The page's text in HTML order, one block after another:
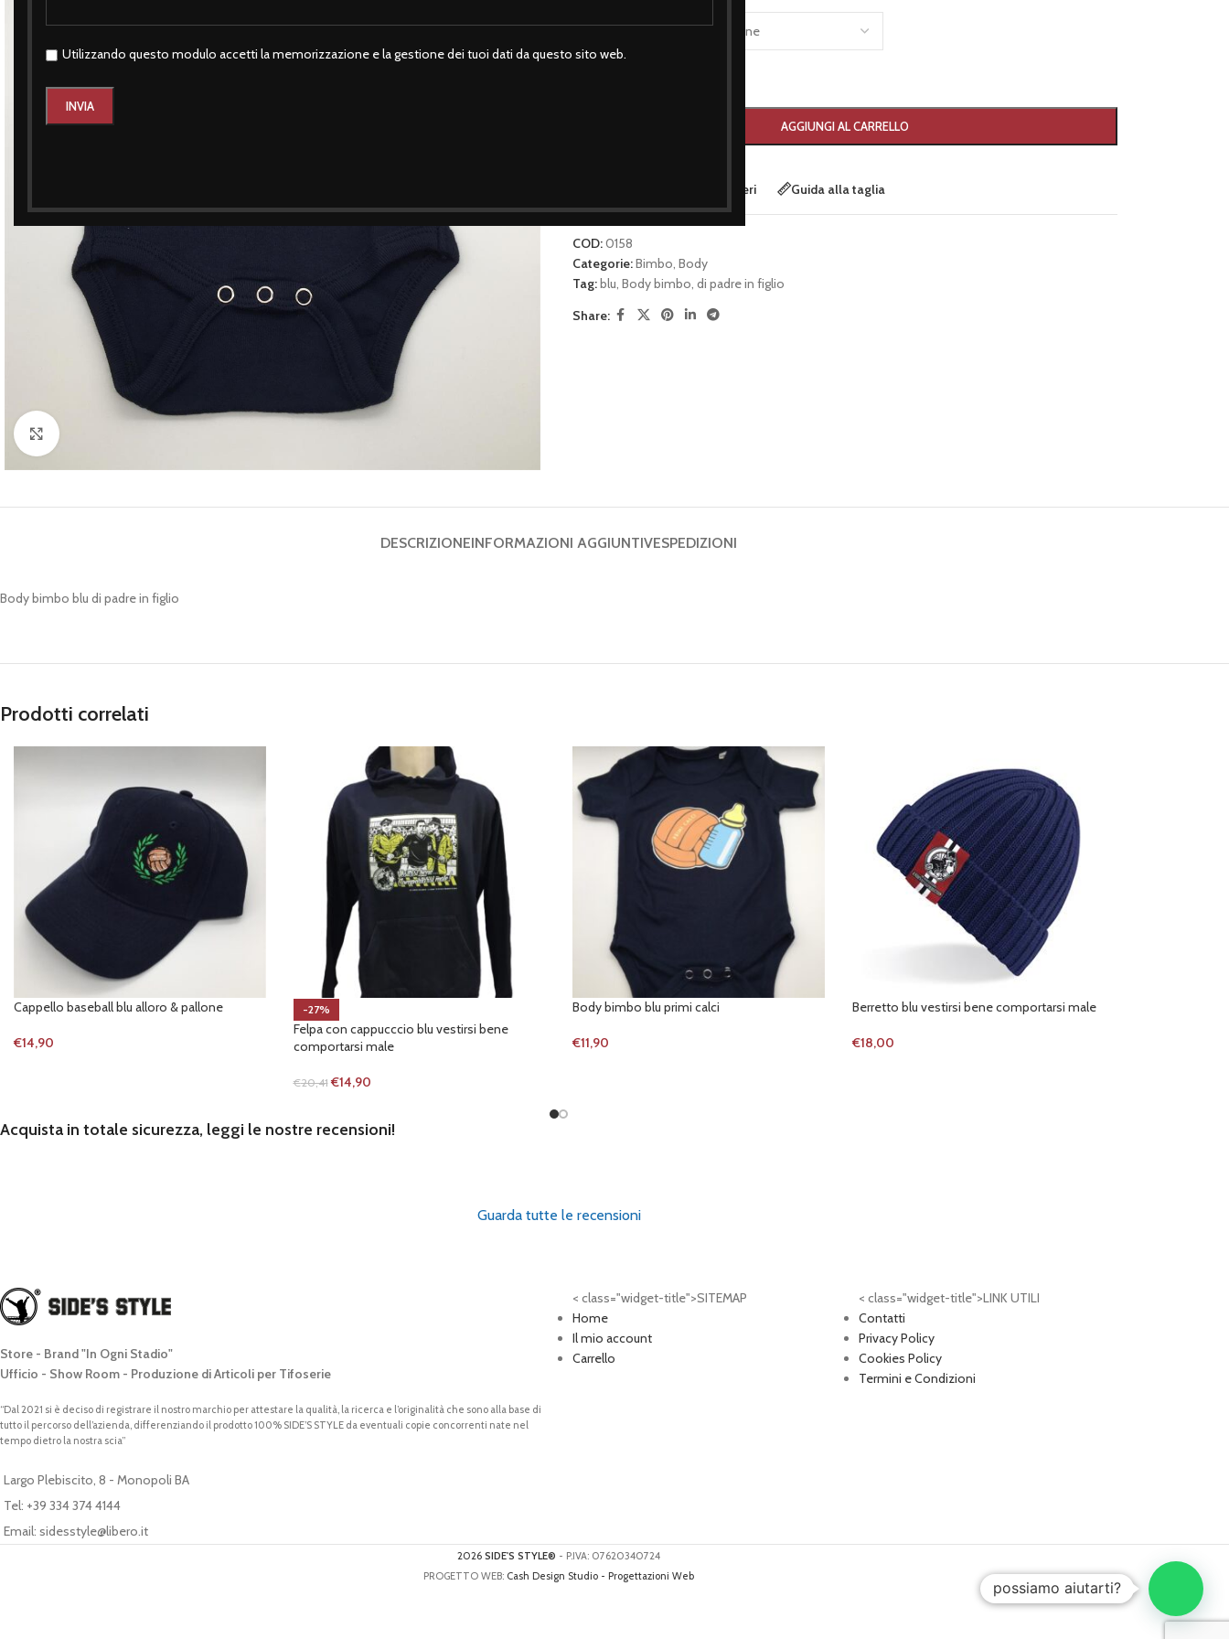
Utilizzando questo modulo accetti la memorizzazione e la gestione dei tuoi dati da questo sito web.
TAGLIA
AGGIUNGI AL CARRELLO
Aggiungi alla lista dei desideri Guida alla taglia
COD:0158
Categorie:Bimbo, Body
Tag:blu, Body bimbo, di padre in figlio
Share:
DESCRIZIONEINFORMAZIONI AGGIUNTIVESPEDIZIONI
Body bimbo blu di padre in figlio
Prodotti correlati
Cappello baseball blu alloro & pallone
€14,90
-27%
Felpa con cappucccio blu vestirsi bene
comportarsi male
€20,41 €14,90
Body bimbo blu primi calci
€11,90
Berretto blu vestirsi bene comportarsi male
€18,00
Acquista in totale sicurezza, leggi le nostre recensioni!
Guarda tutte le recensioni
Store - Brand "In Ogni Stadio"
Ufficio - Show Room - Produzione di Articoli per Tifoserie
“Dal 2021 si è deciso di registrare il nostro marchio per attestare la qualità, la ricerca e l’originalità che sono alla base di
tutto il percorso dell’azienda, differenziando il prodotto 100% SIDE’S STYLE da eventuali copie concorrenti nate nel
tempo dietro la nostra scia”
Largo Plebiscito, 8 - Monopoli BA
Tel: +39 334 374 4144
Email: sidesstyle@libero.it
< class="widget-title">SITEMAP
Home
Il mio account
Carrello
< class="widget-title">LINK UTILI
Contatti
Privacy Policy
Cookies Policy
Termini e Condizioni
2026 SIDE'S STYLE® - P.IVA: 07620340724
PROGETTO WEB: Cash Design Studio - Progettazioni Web
possiamo aiutarti?